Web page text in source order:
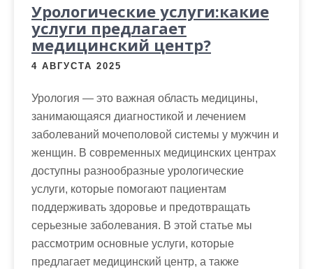
Урологические услуги:какие
услуги предлагает
медицинский центр?
4 АВГУСТА 2025
Урология — это важная область медицины,
занимающаяся диагностикой и лечением
заболеваний мочеполовой системы у мужчин и
женщин. В современных медицинских центрах
доступны разнообразные урологические
услуги, которые помогают пациентам
поддерживать здоровье и предотвращать
серьезные заболевания. В этой статье мы
рассмотрим основные услуги, которые
предлагает медицинский центр, а также